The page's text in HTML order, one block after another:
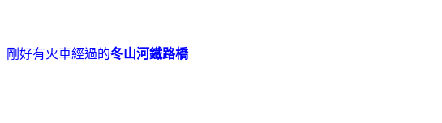
剛好有火車經過的冬山河鐵路橋